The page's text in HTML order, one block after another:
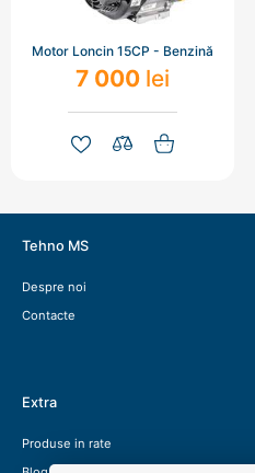
Motor Loncin 15CP - Benzină
7 000 lei
Tehno MS
Despre noi
Contacte
Extra
Produse in rate